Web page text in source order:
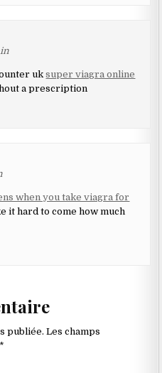
uksuper viagra online
a prescription
when you take viagra for
it hard to come how much
publiée. Les champs
*